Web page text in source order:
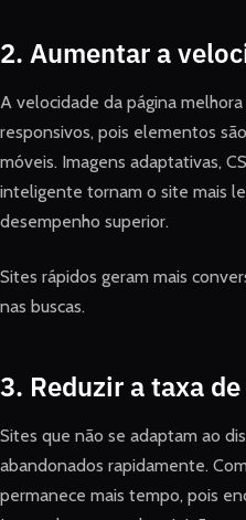
2. Aumentar a
A velocidade da página
responsivos, pois elementos
móveis. Imagens adaptativas,
inteligente tornam o site mais
desempenho superior.
Sites rápidos geram mais
nas buscas.
3. Reduzir a taxa
Sites que não se adaptam ao
abandonados rapidamente.
permanece mais tempo, pois